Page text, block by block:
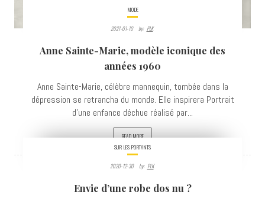
MODE
2021-01-10 By: PLK
Anne Sainte-Marie, modèle iconique des
années 1960
Anne Sainte-Marie, célèbre mannequin, tombée dans la
dépression se retrancha du monde. Elle inspirera Portrait
d’une enfance déchue réalisé par...
READ MORE
SUR LES PORTANTS
2020-12-30 By: PLK
Envie d’une robe dos nu ?